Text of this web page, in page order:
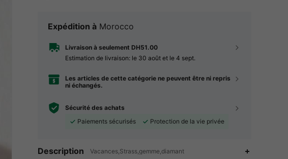
Expédition à Morocco
Livraison à seulement DH51.00
Estimation de livraison: le 30 août et le 4 sept.
Les articles de cette catégorie ne peuvent être ni repris
ni échangés.
Sécurité des achats
Paiements sécurisés
Protection de la vie privée
Description Vacances,Strass,gemme,diamant
4.78 173 6.8K